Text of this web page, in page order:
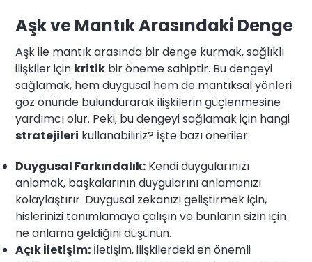
Aşk ve Mantık Arasındaki Denge
Aşk ile mantık arasında bir denge kurmak, sağlıklı
ilişkiler için kritik bir öneme sahiptir. Bu dengeyi
sağlamak, hem duygusal hem de mantıksal yönleri
göz önünde bulundurarak ilişkilerin güçlenmesine
yardımcı olur. Peki, bu dengeyi sağlamak için hangi
stratejileri kullanabiliriz? İşte bazı öneriler:
Duygusal Farkındalık: Kendi duygularınızı
anlamak, başkalarının duygularını anlamanızı
kolaylaştırır. Duygusal zekanızı geliştirmek için,
hislerinizi tanımlamaya çalışın ve bunların sizin için
ne anlama geldiğini düşünün.
Açık İletişim: İletişim, ilişkilerdeki en önemli